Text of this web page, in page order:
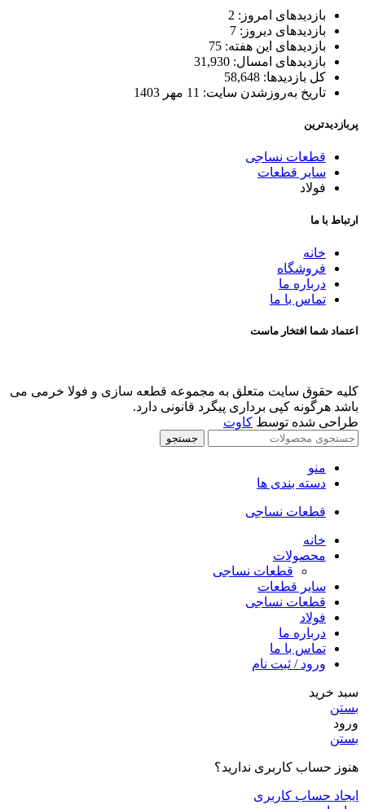
بازدیدهای امروز: 2
بازدیدهای دیروز: 7
بازدیدهای این هفته: 75
بازدیدهای امسال: 31,930
کل بازدیدها: 58,648
تاریخ به‌روزشدن سایت: 11 مهر 1403
پربازدیدترین
قطعات نساجی
سایر قطعات
فولاد
ارتباط با ما
خانه
فروشگاه
درباره ما
تماس با ما
اعتماد شما افتخار ماست
کلیه حقوق سایت متعلق به مجموعه قطعه سازی و فولا خرمی می
باشد هرگونه کپی برداری پیگرد قانونی دارد.
طراحی شده توسط کاوت
جستجو
منو
دسته بندی ها
قطعات نساجی
خانه
محصولات
قطعات نساجی
سایر قطعات
قطعات نساجی
فولاد
درباره ما
تماس با ما
ورود / ثبت نام
سبد خرید
بستن
ورود
بستن
هنوز حساب کاربری ندارید؟
ایجاد حساب کاربری